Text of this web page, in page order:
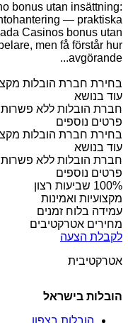
bonus utan insättning:
— praktiska
Casinos bonus utan
men få förstår hur
avgörande...
בחירת חברת הובלות
עוד בנושא
חברת הובלות ללא פשרות
פרטים נוספים
בחירת חברת הובלות
עוד בנושא
חברת הובלות ללא פשרות
פרטים נוספים
מקצועיות ואמינות
עמידה בלוח זמנים
מחירים אטרקטיבים
לקבלת הצעה
אטרקטיבית
הובלות בישראל
הובלות בצפון